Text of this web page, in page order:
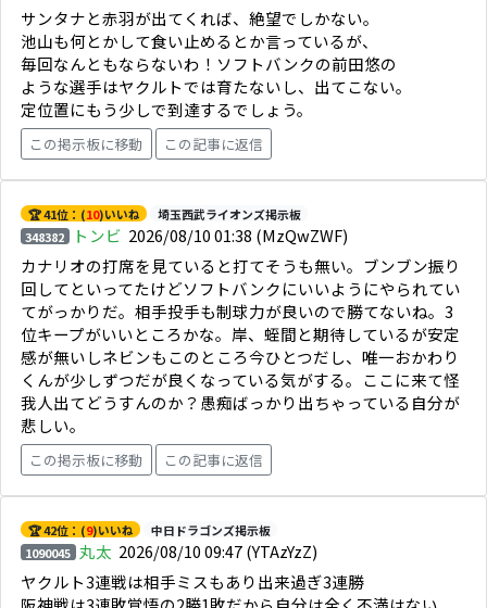
サンタナと赤羽が出てくれば、絶望でしかない。
池山も何とかして食い止めるとか言っているが、
毎回なんともならないわ！ソフトバンクの前田悠の
ような選手はヤクルトでは育たないし、出てこない。
定位置にもう少しで到達するでしょう。
この掲示板に移動 この記事に返信
🏆 41位：(10)いいね
埼玉西武ライオンズ掲示板
348382
トンビ 2026/08/10 01:38 (MzQwZWF)
カナリオの打席を見ていると打てそうも無い。ブンブン振り
回してといってたけどソフトバンクにいいようにやられてい
てがっかりだ。相手投手も制球力が良いので勝てないね。3
位キープがいいところかな。岸、蛭間と期待しているが安定
感が無いしネビンもこのところ今ひとつだし、唯一おかわり
くんが少しずつだが良くなっている気がする。ここに来て怪
我人出てどうすんのか？愚痴ばっかり出ちゃっている自分が
悲しい。
この掲示板に移動 この記事に返信
🏆 42位：(9)いいね
中日ドラゴンズ掲示板
1090045 丸太 2026/08/10 09:47(YTAzYzZ)
ヤクルト3連戦は相手ミスもあり出来過ぎ3連勝